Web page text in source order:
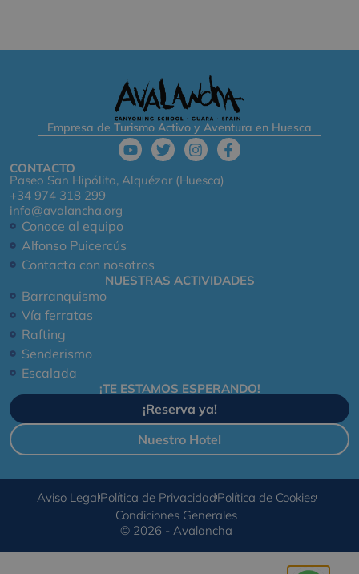
Empresa de Turismo Activo y Aventura en Huesca
CONTACTO
Paseo San Hipólito, Alquézar (Huesca)
+34 974 318 299
info@avalancha.org
Conoce al equipo
Alfonso Puicercús
Contacta con nosotros
NUESTRAS ACTIVIDADES
Barranquismo
Vía ferratas
Rafting
Senderismo
Escalada
¡TE ESTAMOS ESPERANDO!
¡Reserva ya!
Nuestro Hotel
© 2026 - Avalancha
Aviso LegalPolítica de PrivacidadPolítica de Cookies
Condiciones Generales